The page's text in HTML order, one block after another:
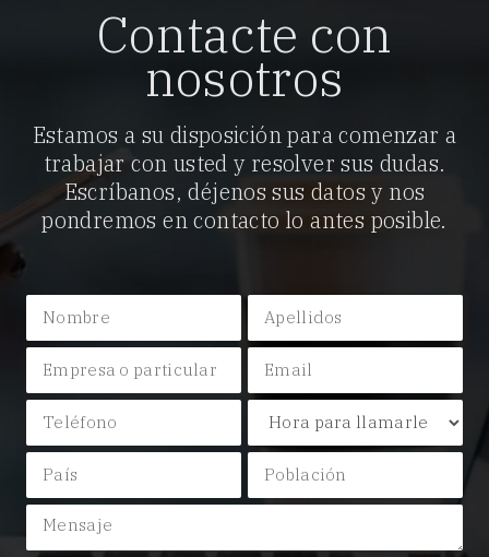
Contacte con
nosotros
Estamos a su disposición para comenzar a
trabajar con usted y resolver sus dudas.
Escríbanos, déjenos sus datos y nos
pondremos en contacto lo antes posible.